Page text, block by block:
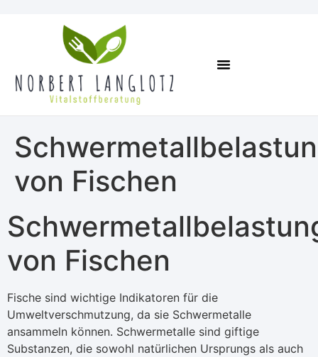
von Fischen
von Fischen
Fische sind wichtige Indikatoren für die
Umweltverschmutzung, da sie Schwermetalle
ansammeln können. Schwermetalle sind giftige
Substanzen, die sowohl natürlichen Ursprungs als auch